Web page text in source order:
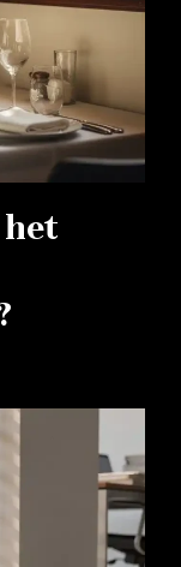
het